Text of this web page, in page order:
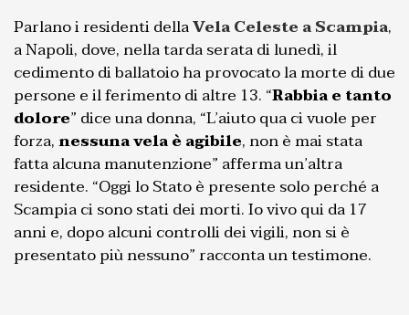
Parlano i residenti dellaVela Celeste a Scampia,
a Napoli, dove, nella tarda serata di lunedì, il
cedimento di ballatoio ha provocato la morte di due
persone e il ferimento di altre 13. “Rabbia e tanto
dolore” dice una donna, “L’aiuto qua ci vuole per
forza,nessuna vela è agibile, non è mai stata
fatta alcuna manutenzione” afferma un’altra
residente. “Oggi lo Stato è presente solo perché a
Scampia ci sono stati dei morti. Io vivo qui da 17
anni e, dopo alcuni controlli dei vigili, non si è
presentato più nessuno” racconta un testimone.